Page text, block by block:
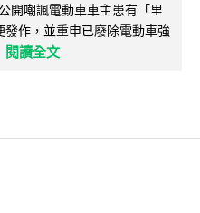
開嘲諷電動車車主患有「里
作，並重申已廢除電動車強
閱讀全文